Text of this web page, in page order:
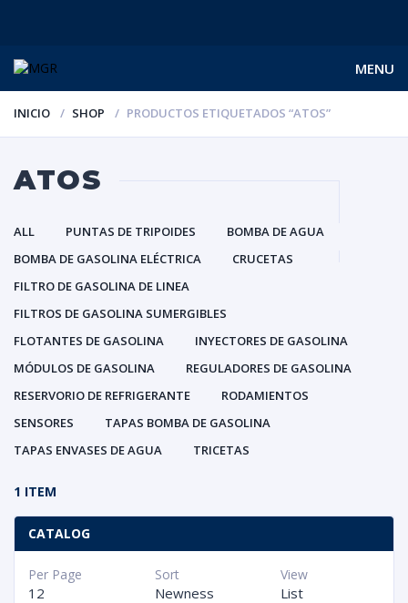
MENU
INICIO SHOP PRODUCTOS ETIQUETADOS “ATOS”
ATOS
ALL PUNTAS DE TRIPOIDES
BOMBA DE AGUA
BOMBA DE GASOLINA ELÉCTRICA
CRUCETAS
FILTRO DE GASOLINA DE LINEA
FILTROS DE GASOLINA SUMERGIBLES
FLOTANTES DE GASOLINA
INYECTORES DE GASOLINA
MÓDULOS DE GASOLINA
REGULADORES DE GASOLINA
RESERVORIO DE REFRIGERANTE
RODAMIENTOS
SENSORES
TAPAS BOMBA DE GASOLINA
TAPAS ENVASES DE AGUA
TRICETAS
1 ITEM
CATALOG
View
List
Sort
Newness
Per Page
12